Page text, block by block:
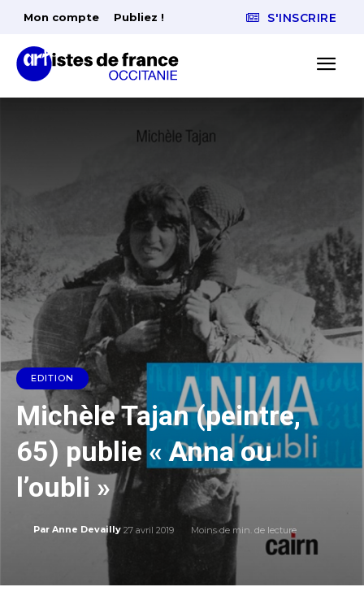
Mon compte Publiez ! S'INSCRIRE
EDITION
Michèle Tajan (peintre,
65) publie « Anna ou
l’oubli »
Par Anne Devailly 27 avril 2019 Moins de min. de lecture